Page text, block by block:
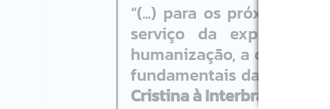
“(...) para os próximos
serviço da experiência
humanização, a
fundamentais da relação
Cristina à Interbrand